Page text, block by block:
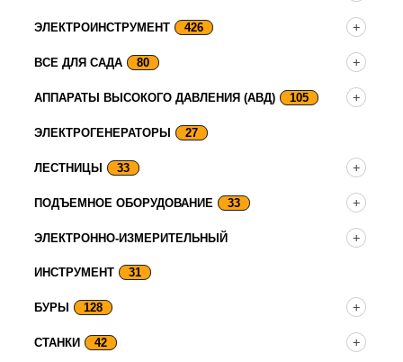
ЭЛЕКТРОИНСТРУМЕНТ 426
ВСЕ ДЛЯ САДА 80
АППАРАТЫ ВЫСОКОГО ДАВЛЕНИЯ (АВД) 105
ЭЛЕКТРОГЕНЕРАТОРЫ 27
ЛЕСТНИЦЫ 33
ПОДЪЕМНОЕ ОБОРУДОВАНИЕ 33
ЭЛЕКТРОННО-ИЗМЕРИТЕЛЬНЫЙ
ИНСТРУМЕНТ 31
БУРЫ 128
СТАНКИ 42